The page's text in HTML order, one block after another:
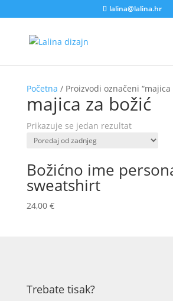
lalina@lalina.hr
Početna / Proizvodi označeni “majica
majica za božić
Prikazuje se jedan rezultat
Božićno ime
sweatshirt
24,00 €
Trebate tisak?